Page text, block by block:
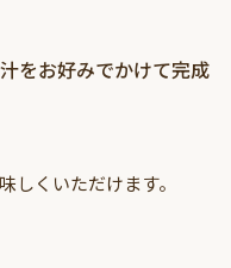
をお好みでかけて完成
しくいただけます。